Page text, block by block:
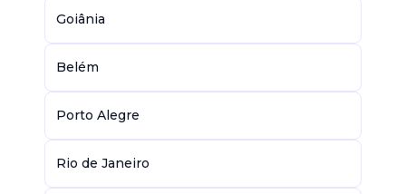
Goiânia
Belém
Porto Alegre
Rio de Janeiro